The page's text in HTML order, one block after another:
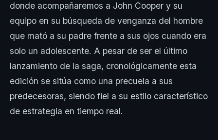
donde acompañaremos a John Cooper y su
equipo en su búsqueda de venganza del hombre
que mató a su padre frente a sus ojos cuando era
solo un adolescente. A pesar de ser el último
lanzamiento de la saga, cronológicamente esta
edición se sitúa como una precuela a sus
predecesoras, siendo fiel a su estilo característico
de estrategia en tiempo real.